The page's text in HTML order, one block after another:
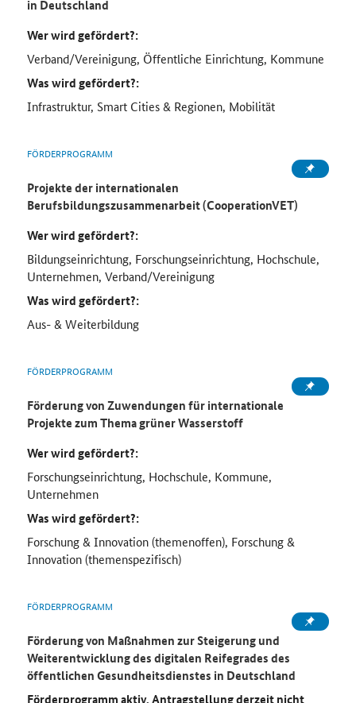
in Deutschland
Wer wird gefördert?:
Verband/Vereinigung, Öffentliche Einrichtung, Kommune
Was wird gefördert?:
Infrastruktur, Smart Cities & Regionen, Mobilität
FÖRDERPROGRAMM
Projekte der internationalen
Berufsbildungszusammenarbeit (CooperationVET)
Wer wird gefördert?:
Bildungseinrichtung, Forschungseinrichtung, Hochschule,
Unternehmen, Verband/Vereinigung
Was wird gefördert?:
Aus- & Weiterbildung
FÖRDERPROGRAMM
Förderung von Zuwendungen für internationale
Projekte zum Thema grüner Wasserstoff
Wer wird gefördert?:
Forschungseinrichtung, Hochschule, Kommune,
Unternehmen
Was wird gefördert?:
Forschung & Innovation (themenoffen), Forschung &
Innovation (themenspezifisch)
FÖRDERPROGRAMM
Förderung von Maßnahmen zur Steigerung und
Weiterentwicklung des digitalen Reifegrades des
öffentlichen Gesundheitsdienstes in Deutschland
Förderprogramm aktiv, Antragstellung derzeit nicht